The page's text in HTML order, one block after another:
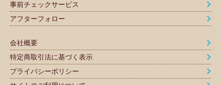
事前チェックサービス
アフターフォロー
会社概要
特定商取引法に基づく表示
プライバシーポリシー